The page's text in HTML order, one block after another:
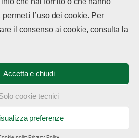
che hai fornito o che hanno
l’uso dei cookie. Per
il consenso ai cookie, consulta la
Accetta e chiudi
Solo cookie tecnici
preferenze
policyPrivacy Policy
Disclaimer
Privacy Policy
una testata giornalistica in quanto viene
Non può pertanto considerarsi un
Amazon EU, un programma che eroga
OPPOHub riceve un guadagno dagli acquisti
idonei.